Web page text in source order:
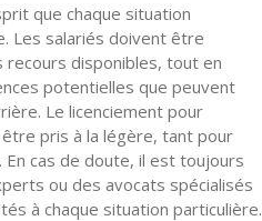
que chaque situation
Les salariés doivent être
disponibles, tout en
potentielles que peuvent
Le licenciement pour
pris à la légère, tant pour
En cas de doute, il est toujours
ou des avocats spécialisés
à chaque situation particulière.